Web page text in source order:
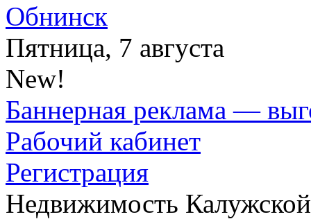
Обнинск
Пятница, 7 августа
New!
Баннерная реклама —
Рабочий кабинет
Регистрация
Недвижимость